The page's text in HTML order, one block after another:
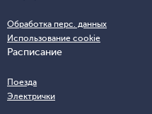
Обработка перс. данных
Использование cookie
Расписание
Поезда
Электрички